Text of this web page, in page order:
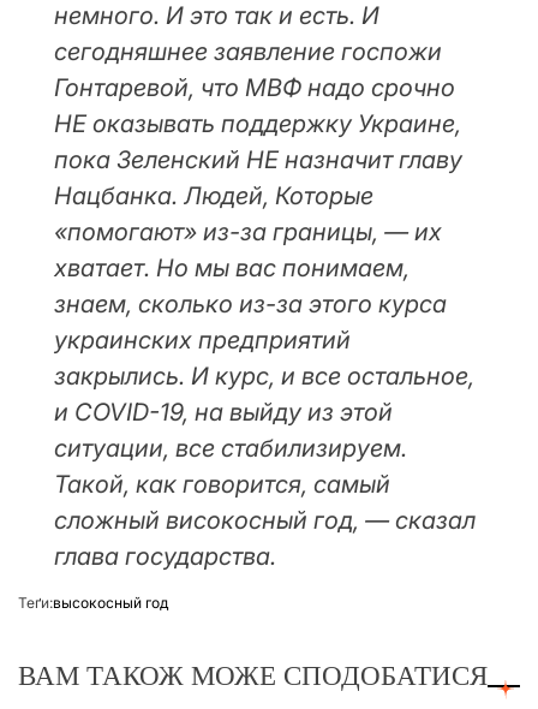
немного. И это так и есть. И
сегодняшнее заявление госпожи
Гонтаревой, что МВФ надо срочно
НЕ оказывать поддержку Украине,
пока Зеленский НЕ назначит главу
Нацбанка. Людей, Которые
«помогают» из-за границы, — их
хватает. Но мы вас понимаем,
знаем, сколько из-за этого курса
украинских предприятий
закрылись. И курс, и все остальное,
и COVID-19, на выйду из этой
ситуации, все стабилизируем.
Такой, как говорится, самый
сложный високосный год, — сказал
глава государства.
Теґи:высокосный год
ВАМ ТАКОЖ МОЖЕ СПОДОБАТИСЯ